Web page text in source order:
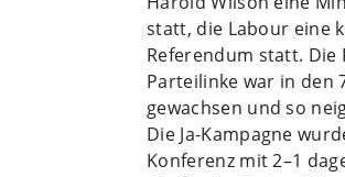
statt, die Labour eine
Referendum statt.
Parteilinke war in den
gewachsen und so
Die Ja-Kampagne
Konferenz mit 2–1